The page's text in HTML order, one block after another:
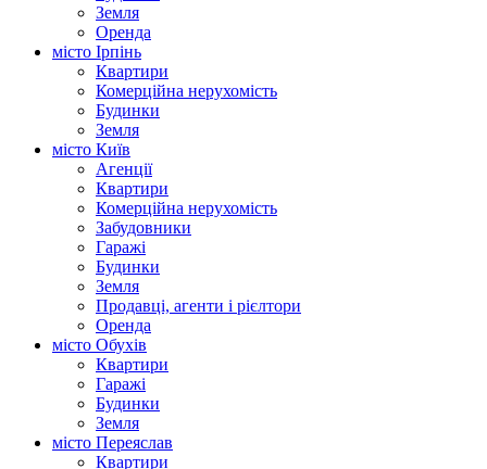
Земля
Оренда
місто Ірпінь
Квартири
Комерційна нерухомість
Будинки
Земля
місто Київ
Агенції
Квартири
Комерційна нерухомість
Забудовники
Гаражі
Будинки
Земля
Продавці, агенти і рієлтори
Оренда
місто Обухів
Квартири
Гаражі
Будинки
Земля
місто Переяслав
Квартири